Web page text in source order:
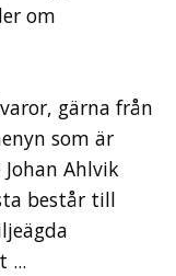
om
gärna från
som är
Ahlvik
består till
...